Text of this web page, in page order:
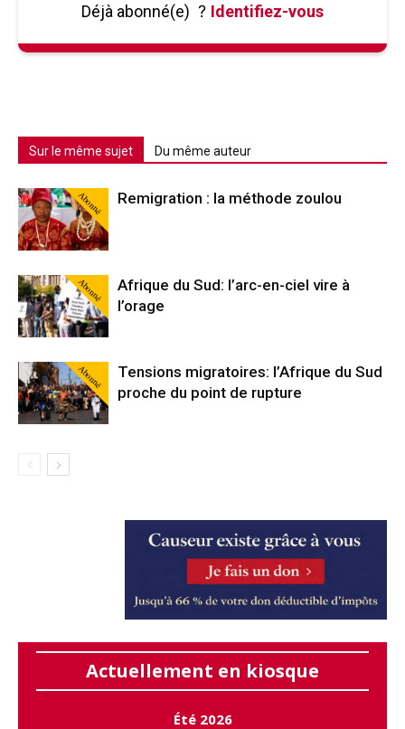
Déjà abonné(e) ? Identifiez-vous
Sur le même sujet Du même auteur
Abonné Remigration : la méthode zoulou
Abonné
Afrique du Sud: l’arc-en-ciel vire à
l’orage
Abonné
Tensions migratoires: l’Afrique du Sud
proche du point de rupture
Actuellement en kiosque
Été 2026